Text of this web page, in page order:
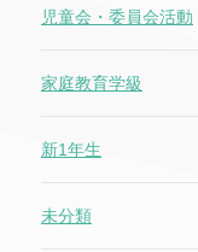
児童会・委員会活動
家庭教育学級
新1年生
未分類